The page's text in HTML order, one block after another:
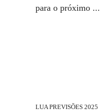
para o próximo ...
LUA PREVISÕES 2025